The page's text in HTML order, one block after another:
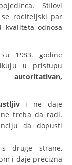
Stilovi
roditeljski par
kvaliteta odnosa
1983. godine
u pristupu
autoritativan,
i ne daje
treba da radi.
da dopusti
druge strane,
i daje precizna